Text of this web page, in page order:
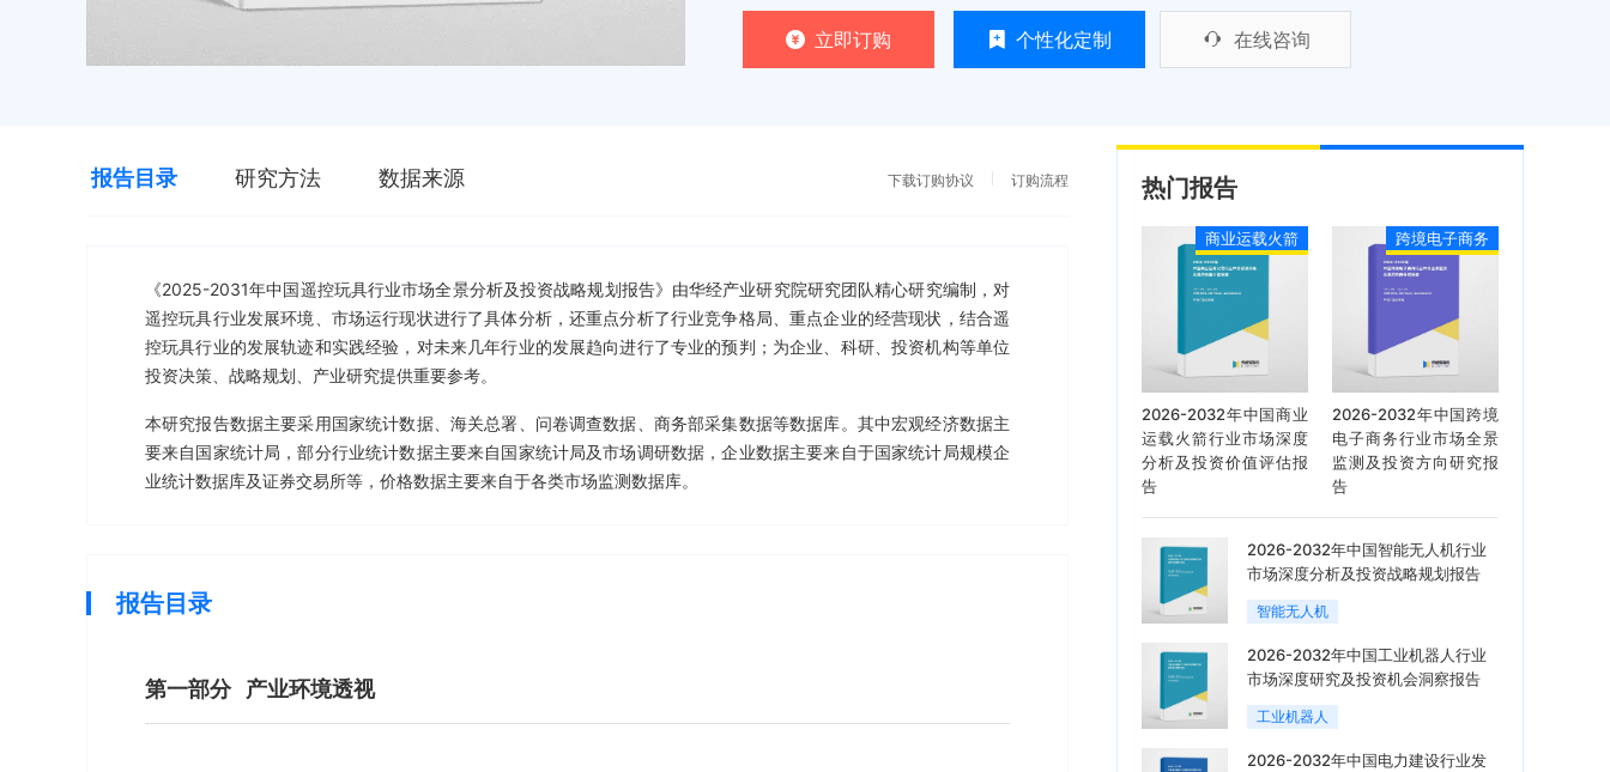
立即订购 个性化定制 在线咨询
报告目录 研究方法 数据来源 下载订购协议 订购流程
《2025-2031年中国遥控玩具行业市场全景分析及投资战略规划报告》由华经产业研究院研究团队精心研究编制，对
遥控玩具行业发展环境、市场运行现状进行了具体分析，还重点分析了行业竞争格局、重点企业的经营现状，结合遥
控玩具行业的发展轨迹和实践经验，对未来几年行业的发展趋向进行了专业的预判；为企业、科研、投资机构等单位
投资决策、战略规划、产业研究提供重要参考。
本研究报告数据主要采用国家统计数据、海关总署、问卷调查数据、商务部采集数据等数据库。其中宏观经济数据主
要来自国家统计局，部分行业统计数据主要来自国家统计局及市场调研数据，企业数据主要来自于国家统计局规模企
业统计数据库及证券交易所等，价格数据主要来自于各类市场监测数据库。
报告目录
第一部分 产业环境透视
热门报告
商业运载火箭
2026-2032年中国商业
运载火箭行业市场深度
分析及投资价值评估报
告
跨境电子商务
2026-2032年中国跨境
电子商务行业市场全景
监测及投资方向研究报
告
2026-2032年中国智能无人机行业
市场深度分析及投资战略规划报告
智能无人机
2026-2032年中国工业机器人行业
市场深度研究及投资机会洞察报告
工业机器人
2026-2032年中国电力建设行业发